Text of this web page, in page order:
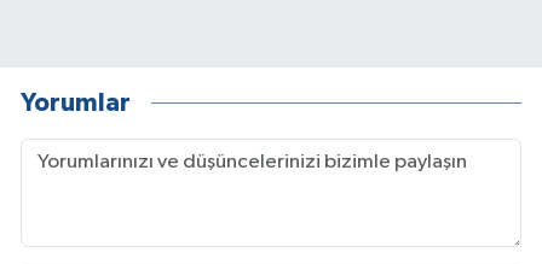
Yorumlar